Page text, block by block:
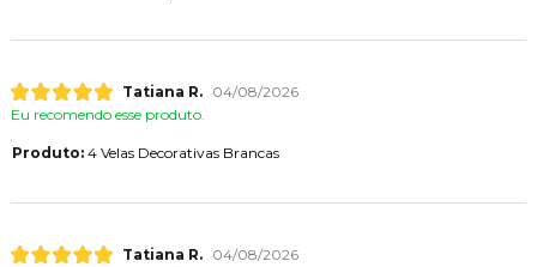
Tatiana R.
04/08/2026
Eu recomendo esse produto.
Produto:4 Velas Decorativas Brancas
Tatiana R.
04/08/2026